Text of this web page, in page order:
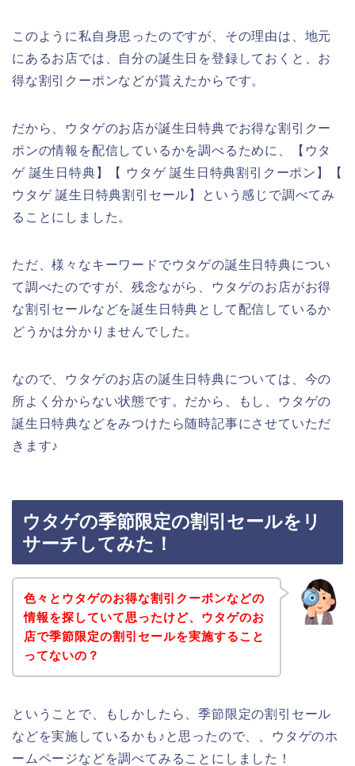
このように私自身思ったのですが、その理由は、地元
にあるお店では、自分の誕生日を登録しておくと、お
得な割引クーポンなどが貰えたからです。
だから、ウタゲのお店が誕生日特典でお得な割引クー
ポンの情報を配信しているかを調べるために、【ウタ
ゲ 誕生日特典】【 ウタゲ 誕生日特典割引クーポン】【
ウタゲ 誕生日特典割引セール】という感じで調べてみ
ることにしました。
ただ、様々なキーワードでウタゲの誕生日特典につい
て調べたのですが、残念ながら、ウタゲのお店がお得
な割引セールなどを誕生日特典として配信しているか
どうかは分かりませんでした。
なので、ウタゲのお店の誕生日特典については、今の
所よく分からない状態です。だから、もし、ウタゲの
誕生日特典などをみつけたら随時記事にさせていただ
きます♪
ウタゲの季節限定の割引セールをリ
サーチしてみた！
色々とウタゲのお得な割引クーポンなどの
情報を探していて思ったけど、ウタゲのお
店で季節限定の割引セールを実施すること
ってないの？
ということで、もしかしたら、季節限定の割引セール
などを実施しているかも♪と思ったので、、ウタゲのホ
ームページなどを調べてみることにしました！